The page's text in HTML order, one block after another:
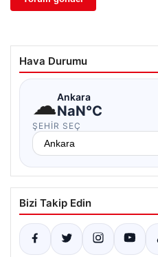
Hava Durumu
☁Ankara
NaN°C
ŞEHIR SEÇ
Bizi Takip Edin